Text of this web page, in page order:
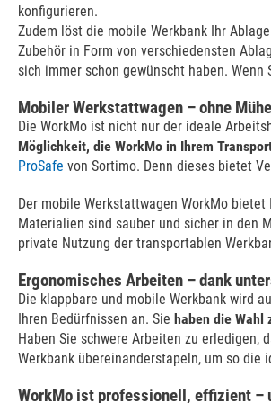
konfigurieren.
Zudem löst die mobile Werkbank Ihr
Zubehör in Form von verschiedensten
sich immer schon gewünscht haben.
Mobiler Werkstattwagen – ohne
Die WorkMo ist nicht nur der ideale
Möglichkeit, die WorkMo in Ihrem
ProSafe von Sortimo. Denn dieses bietet
Der mobile Werkstattwagen WorkMo
Materialien sind sauber und sicher in den
private Nutzung der transportablen
Ergonomisches Arbeiten – dank
Die klappbare und mobile Werkbank wird
Ihren Bedürfnissen an. Sie haben die
Haben Sie schwere Arbeiten zu erledigen,
Werkbank übereinanderstapeln, um so
WorkMo ist professionell, effizient –